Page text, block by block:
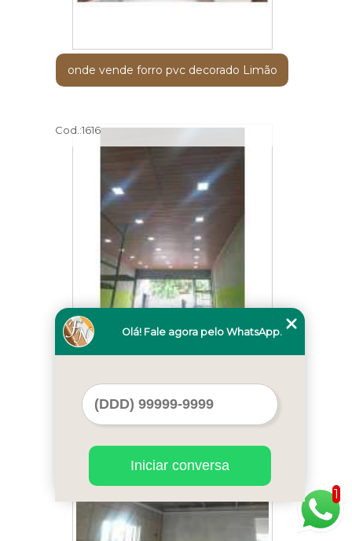
onde vende forro pvc decorado Limão
Cod.:1616
1617
1
Olá! Fale agora pelo WhatsApp.
Iniciar conversa